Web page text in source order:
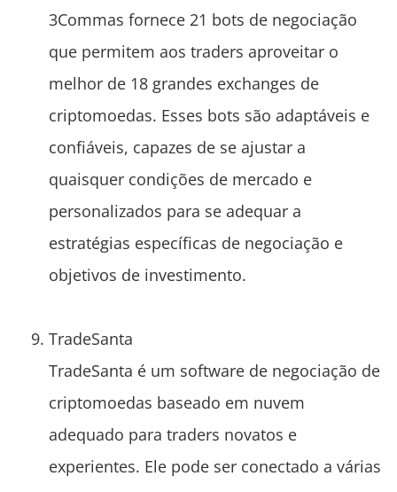
3Commas fornece 21 bots de negociação
que permitem aos traders aproveitar o
melhor de 18 grandes exchanges de
criptomoedas. Esses bots são adaptáveis e
confiáveis, capazes de se ajustar a
quaisquer condições de mercado e
personalizados para se adequar a
estratégias específicas de negociação e
objetivos de investimento.
TradeSanta
TradeSanta é um software de negociação de
criptomoedas baseado em nuvem
adequado para traders novatos e
experientes. Ele pode ser conectado a várias